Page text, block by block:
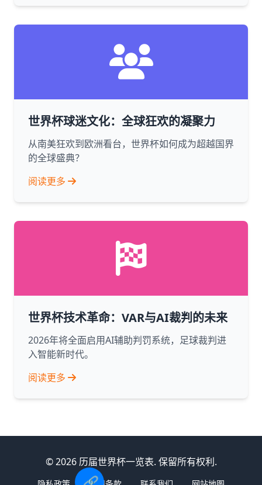
世界杯球迷文化：全球狂欢的凝聚力
从南美狂欢到欧洲看台，世界杯如何成为超越国界
的全球盛典？
阅读更多
世界杯技术革命：VAR与AI裁判的未来
2026年将全面启用AI辅助判罚系统，足球裁判进
入智能新时代。
阅读更多
© 2026 历届世界杯一览表. 保留所有权利.
🔗